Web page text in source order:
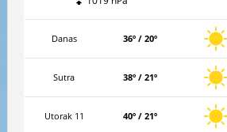
Danas 36º / 20º
Sutra 38º / 21º
Utorak 11 40º / 21º